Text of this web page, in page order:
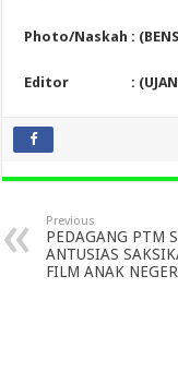
Photo/Naskah :
Editor :
Previous
PEDAGANG PTM
ANTUSIAS
FILM ANAK